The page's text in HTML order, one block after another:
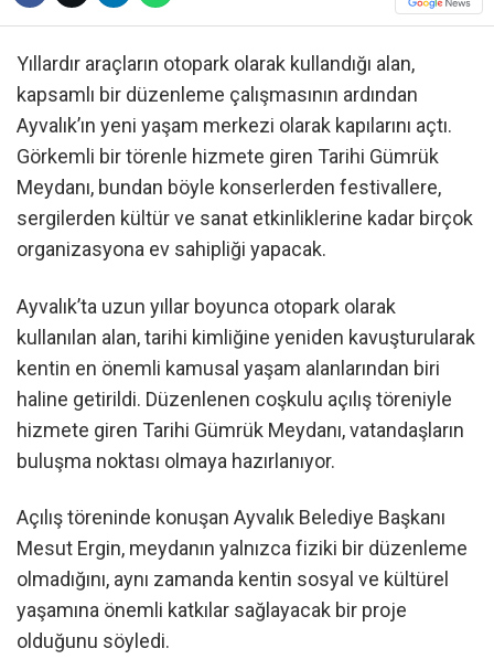
Yıllardır araçların otopark olarak kullandığı alan,
kapsamlı bir düzenleme çalışmasının ardından
Ayvalık’ın yeni yaşam merkezi olarak kapılarını açtı.
Görkemli bir törenle hizmete giren Tarihi Gümrük
Meydanı, bundan böyle konserlerden festivallere,
sergilerden kültür ve sanat etkinliklerine kadar birçok
organizasyona ev sahipliği yapacak.
Ayvalık’ta uzun yıllar boyunca otopark olarak
kullanılan alan, tarihi kimliğine yeniden kavuşturularak
kentin en önemli kamusal yaşam alanlarından biri
haline getirildi. Düzenlenen coşkulu açılış töreniyle
hizmete giren Tarihi Gümrük Meydanı, vatandaşların
buluşma noktası olmaya hazırlanıyor.
Açılış töreninde konuşan Ayvalık Belediye Başkanı
Mesut Ergin, meydanın yalnızca fiziki bir düzenleme
olmadığını, aynı zamanda kentin sosyal ve kültürel
yaşamına önemli katkılar sağlayacak bir proje
olduğunu söyledi.